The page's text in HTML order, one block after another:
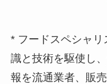
* フードスペシャ
識と技術を駆使し
報を流通業者、販